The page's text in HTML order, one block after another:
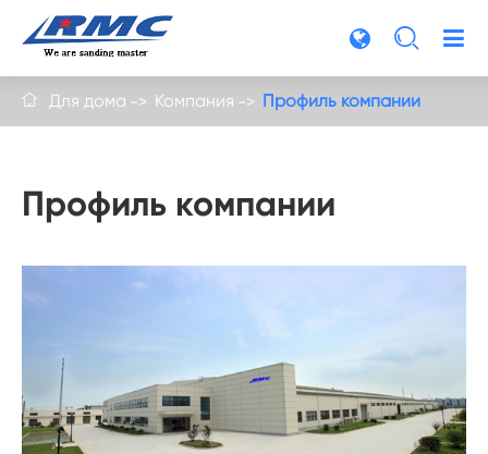

 Для дома Компания Профиль компании
Профиль компании